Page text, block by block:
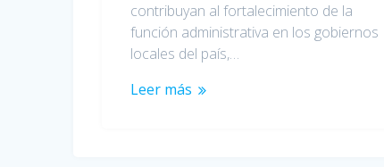
contribuyan al fortalecimiento de la
función administrativa en los gobiernos
locales del país,…
Leer más